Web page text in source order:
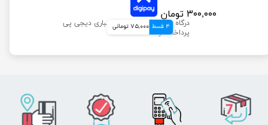
۳۰۰,۰۰۰ تومان
4 قسط 75,000 تومانی